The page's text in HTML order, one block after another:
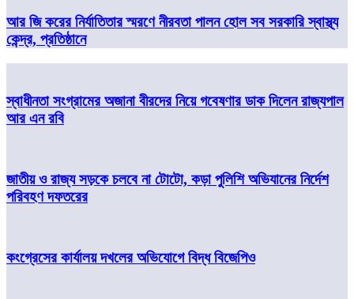
আর জি করের নির্যাতিতার স্মরণে নীরবতা পালন হোল সব সরকারি স্বাস্থ্য
কেন্দ্র, প্রতিষ্ঠানে
স্বাধীনতা সংগ্রামের অজানা বীরদের নিয়ে গবেষণার ডাক দিলেন রাজ্যপাল
আর এন রবি
জাতীয় ও রাজ্য সড়কে চলবে না টোটো, কড়া পুলিশি অভিযানের নির্দেশ
পরিবহণ দফতরের
কংগ্রেসের কার্যালয় দখলের অভিযোগে বিদ্ধ বিজেপিও